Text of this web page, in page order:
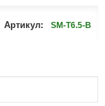
Артикул: SM-T6.5-B